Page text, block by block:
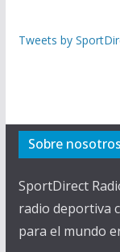
Tweets by
Sobre nosotros
SportDirect
radio deportiva
para el mundo